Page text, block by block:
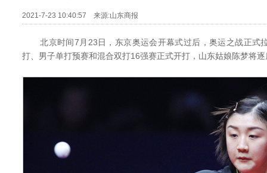
2021-7-23 10:40:57 来源:山东商报
北京时间7月23日，东京奥运会开幕式过后，奥运之战正式
打、男子单打预赛和混合双打16强赛正式开打，山东姑娘陈梦将